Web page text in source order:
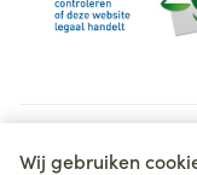
Wij gebruiken
Juridische links